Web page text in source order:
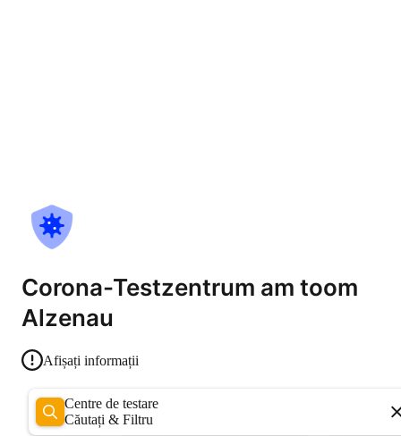
Corona-Testzentrum am toom
Alzenau
Afișați informații
Centre de testare
Căutați & Filtru